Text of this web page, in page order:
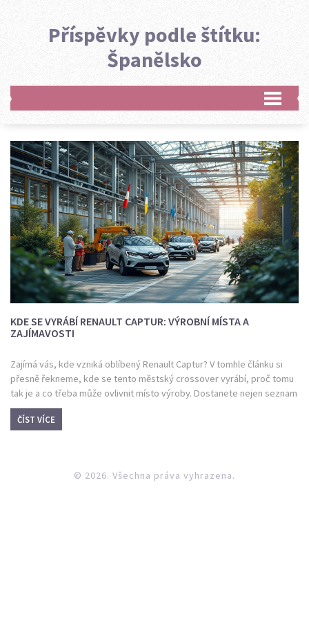
Příspěvky podle štítku:
Španělsko
KDE SE VYRÁBÍ RENAULT CAPTUR: VÝROBNÍ MÍSTA A
ZAJÍMAVOSTI
Zajímá vás, kde vzniká oblíbený Renault Captur? V tomhle článku si
přesně řekneme, kde se tento městský crossover vyrábí, proč tomu
tak je a co třeba může ovlivnit místo výroby. Dostanete nejen seznam
továren, ale i pár překvapivých informací o výrobních procesech a
tipech při výběru Capturu podle místa původu. Nechybí ani pohled na
ČÍST VÍCE
© 2026. Všechna práva vyhrazena.